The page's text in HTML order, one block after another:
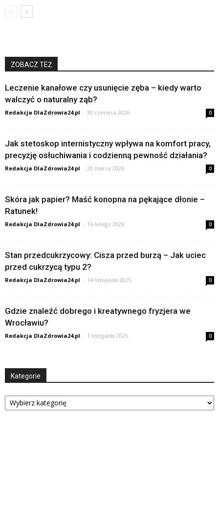
ZOBACZ TEŻ
Leczenie kanałowe czy usunięcie zęba – kiedy warto
walczyć o naturalny ząb?
Redakcja DlaZdrowia24.pl - 30 czerwca 2026 0
Jak stetoskop internistyczny wpływa na komfort pracy,
precyzję osłuchiwania i codzienną pewność działania?
Redakcja DlaZdrowia24.pl - 20 marca 2026 0
Skóra jak papier? Maść konopna na pękające dłonie –
Ratunek!
Redakcja DlaZdrowia24.pl - 16 lutego 2026 0
Stan przedcukrzycowy: Cisza przed burzą – Jak uciec
przed cukrzycą typu 2?
Redakcja DlaZdrowia24.pl - 14 listopada 2025 0
Gdzie znaleźć dobrego i kreatywnego fryzjera we
Wrocławiu?
Redakcja DlaZdrowia24.pl - 1 listopada 2025 0
Kategorie
Kategorie